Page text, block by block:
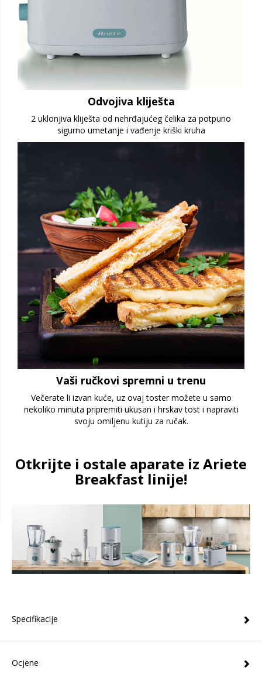
Odvojiva kliješta
2 uklonjiva kliješta od nehrđajućeg čelika za potpuno
sigurno umetanje i vađenje kriški kruha
Vaši ručkovi spremni u trenu
Večerate li izvan kuće, uz ovaj toster možete u samo
nekoliko minuta pripremiti ukusan i hrskav tost i napraviti
svoju omiljenu kutiju za ručak.
Otkrijte i ostale aparate iz Ariete
Breakfast linije!
Specifikacije
Ocjene